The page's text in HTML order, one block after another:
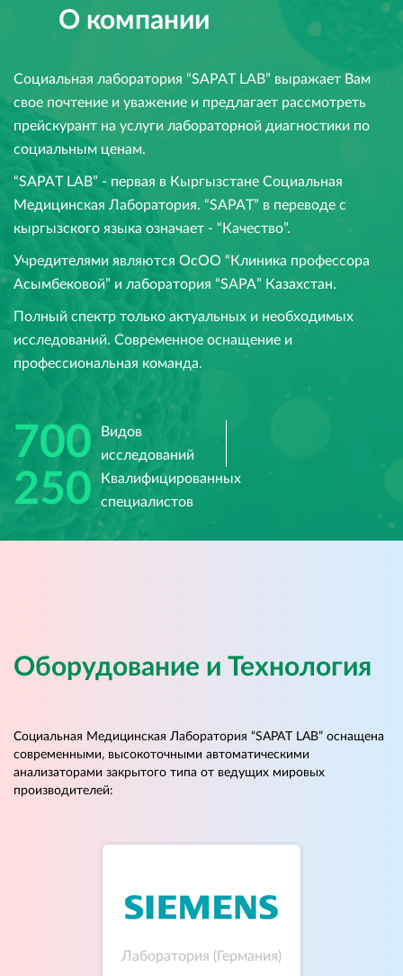
О компании
Социальная лаборатория “SAPAT LAB” выражает Вам
свое почтение и уважение и предлагает рассмотреть
прейскурант на услуги лабораторной диагностики по
социальным ценам.
“SAPAT LAB” - первая в Кыргызстане Социальная
Медицинская Лаборатория. “SAPAT” в переводе с
кыргызского языка означает - “Качество”.
Учредителями являются ОсОО “Клиника профессора
Асымбековой” и лаборатория “SAPA” Казахстан.
Полный спектр только актуальных и необходимых
исследований. Современное оснащение и
профессиональная команда.
700
Видов
исследований
250
Квалифицированных
специалистов
Оборудование и Технология
Социальная Медицинская Лаборатория “SAPAT LAB” оснащена
современными, высокоточными автоматическими
анализаторами закрытого типа от ведущих мировых
производителей:
Лаборатория (Германия)